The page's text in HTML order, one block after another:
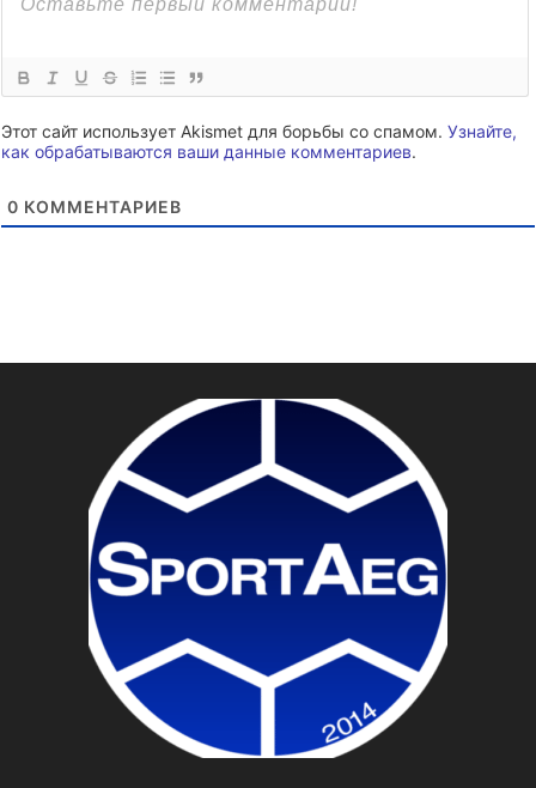
Этот сайт использует Akismet для борьбы со спамом. Узнайте,
как обрабатываются ваши данные комментариев.
0 КОММЕНТАРИЕВ